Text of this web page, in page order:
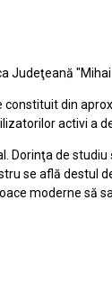
Judeţeană "Mihai
din
activi a
de
se află destul
moderne să